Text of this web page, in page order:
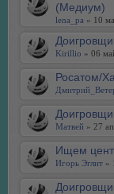
(Медиум)
lena_pa » 10
Kirillio » 06
Росатом/
Матвей » 27
Ищем
Игорь Эглит »